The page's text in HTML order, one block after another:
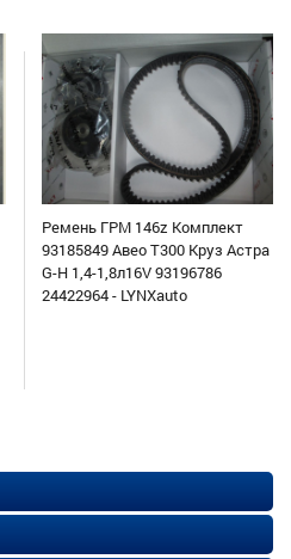
Ремень ГРМ 146z Комплект
93185849 Авео Т300 Круз Астра
G-H 1,4-1,8л16V 93196786
24422964 - LYNXauto